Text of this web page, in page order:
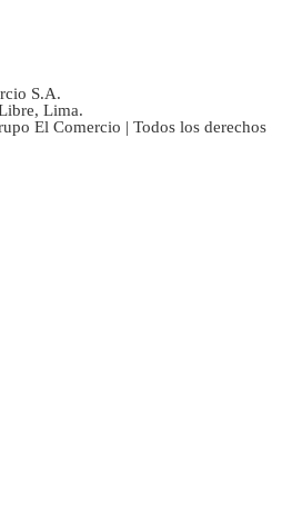
S.A.
Lima.
El Comercio | Todos los derechos